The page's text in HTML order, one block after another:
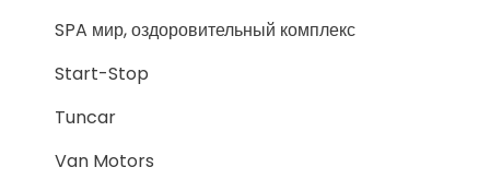
SPA мир, оздоровительный комплекс
Start-Stop
Tuncar
Van Motors